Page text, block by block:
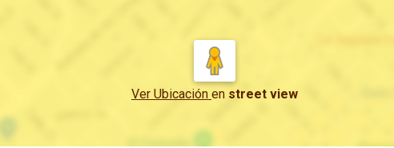
Ver Ubicación en street view